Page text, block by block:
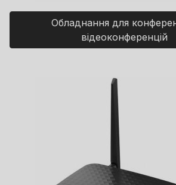
Обладнання для
відеоконференцій